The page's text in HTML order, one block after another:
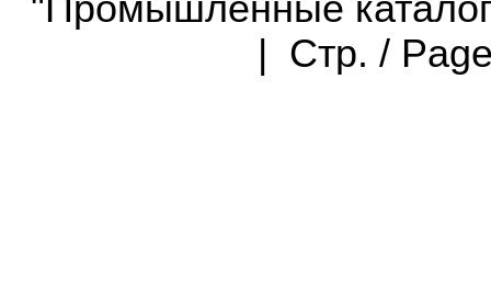
"Промышленные
| Стр. /